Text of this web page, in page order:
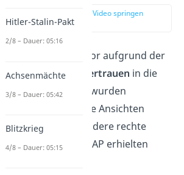
zur Stelle im Video springen
(02:37)
Die Bevölkerung verlor aufgrund der
Hyperinflation das
Vertrauen in die
Regierung. Dadurch wurden
demokratie-feindliche Ansichten
begünstigt. Insbesondere rechte
Parteienwie die NSDAP erhielten
Hitler-Stalin-Pakt
2/8 – Dauer: 05:16
Achsenmächte
3/8 – Dauer: 05:42
Blitzkrieg
4/8 – Dauer: 05:15